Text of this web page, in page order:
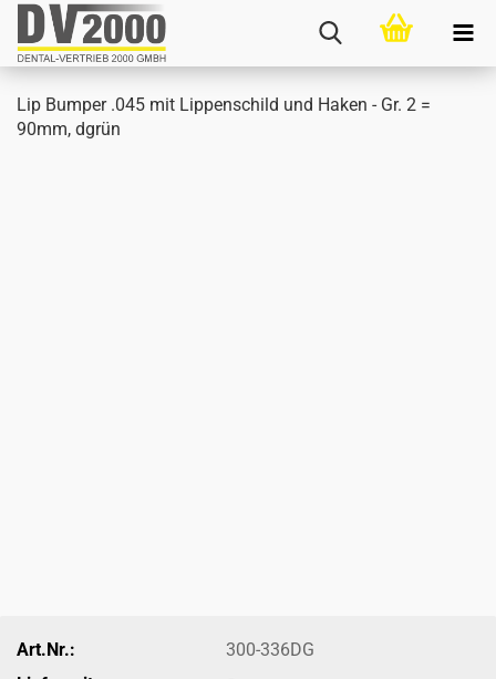
Lip Bum­per .045 mit Lip­pen­schild und Haken - Gr. 2 =
90mm, dgrün
Art.Nr.:
300-336DG